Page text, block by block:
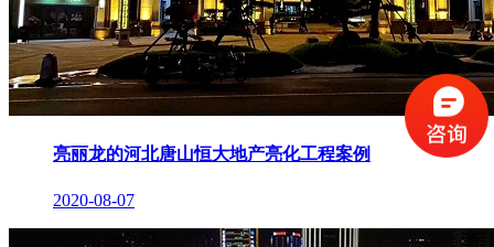
亮丽龙的河北唐山恒大地产亮化工程案例
2020-08-07